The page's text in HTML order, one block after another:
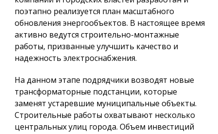
поэтапно реализуется план масштабного
обновления энергообъектов. В настоящее время
активно ведутся строительно-монтажные
работы, призванные улучшить качество и
надежность электроснабжения.
На данном этапе подрядчики возводят новые
трансформаторные подстанции, которые
заменят устаревшие муниципальные объекты.
Строительные работы охватывают несколько
центральных улиц города. Объем инвестиций